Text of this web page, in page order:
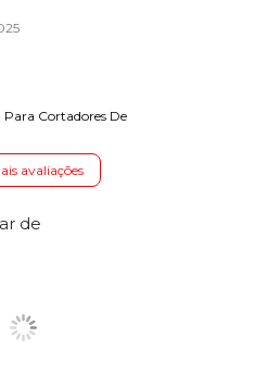
Cortadores De
avaliações
de